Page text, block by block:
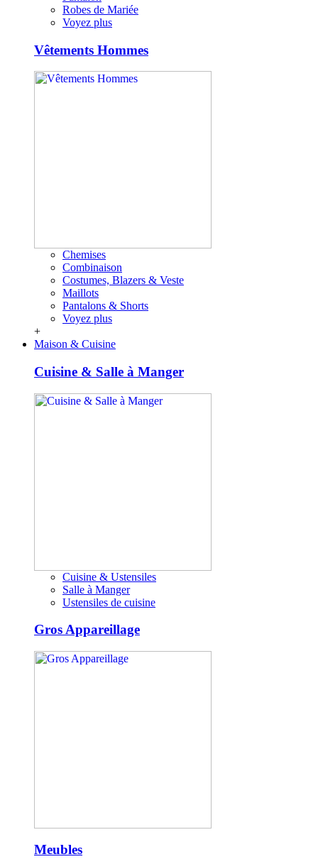
Robes de Mariée
Voyez plus
Vêtements Hommes
Chemises
Combinaison
Costumes, Blazers & Veste
Maillots
Pantalons & Shorts
Voyez plus
+
Maison & Cuisine
Cuisine & Salle à Manger
Cuisine & Ustensiles
Salle à Manger
Ustensiles de cuisine
Gros Appareillage
Meubles